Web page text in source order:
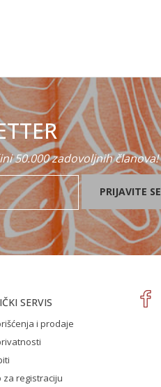
50.000 zadovoljnih članova!
PRIJAVITE SE
SERVIS
i prodaje
za registraciju